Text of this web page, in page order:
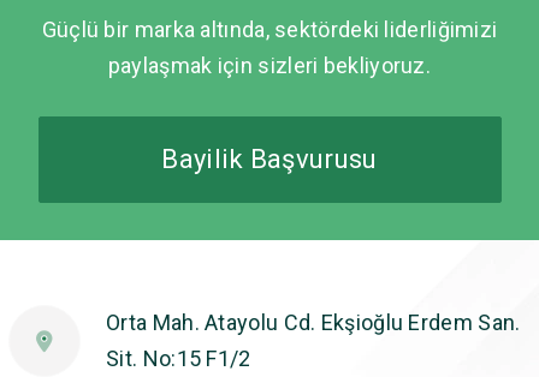
Güçlü bir marka altında, sektördeki liderliğimizi
paylaşmak için sizleri bekliyoruz.
Bayilik Başvurusu
Orta Mah. Atayolu Cd. Ekşioğlu Erdem San.
Sit. No:15 F1/2